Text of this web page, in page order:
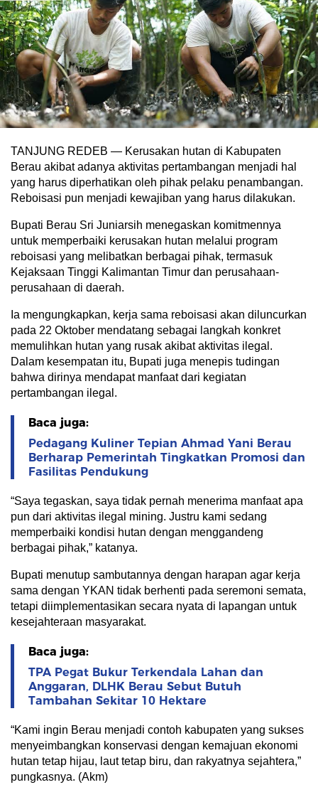
TANJUNG REDEB — Kerusakan hutan di Kabupaten
Berau akibat adanya aktivitas pertambangan menjadi hal
yang harus diperhatikan oleh pihak pelaku penambangan.
Reboisasi pun menjadi kewajiban yang harus dilakukan.
Bupati Berau Sri Juniarsih menegaskan komitmennya
untuk memperbaiki kerusakan hutan melalui program
reboisasi yang melibatkan berbagai pihak, termasuk
Kejaksaan Tinggi Kalimantan Timur dan perusahaan-
perusahaan di daerah.
Ia mengungkapkan, kerja sama reboisasi akan diluncurkan
pada 22 Oktober mendatang sebagai langkah konkret
memulihkan hutan yang rusak akibat aktivitas ilegal.
Dalam kesempatan itu, Bupati juga menepis tudingan
bahwa dirinya mendapat manfaat dari kegiatan
pertambangan ilegal.
Baca juga:
Pedagang Kuliner Tepian Ahmad Yani Berau
Berharap Pemerintah Tingkatkan Promosi dan
Fasilitas Pendukung
“Saya tegaskan, saya tidak pernah menerima manfaat apa
pun dari aktivitas ilegal mining. Justru kami sedang
memperbaiki kondisi hutan dengan menggandeng
berbagai pihak,” katanya.
Bupati menutup sambutannya dengan harapan agar kerja
sama dengan YKAN tidak berhenti pada seremoni semata,
tetapi diimplementasikan secara nyata di lapangan untuk
kesejahteraan masyarakat.
Baca juga:
TPA Pegat Bukur Terkendala Lahan dan
Anggaran, DLHK Berau Sebut Butuh
Tambahan Sekitar 10 Hektare
“Kami ingin Berau menjadi contoh kabupaten yang sukses
menyeimbangkan konservasi dengan kemajuan ekonomi
hutan tetap hijau, laut tetap biru, dan rakyatnya sejahtera,”
pungkasnya. (Akm)